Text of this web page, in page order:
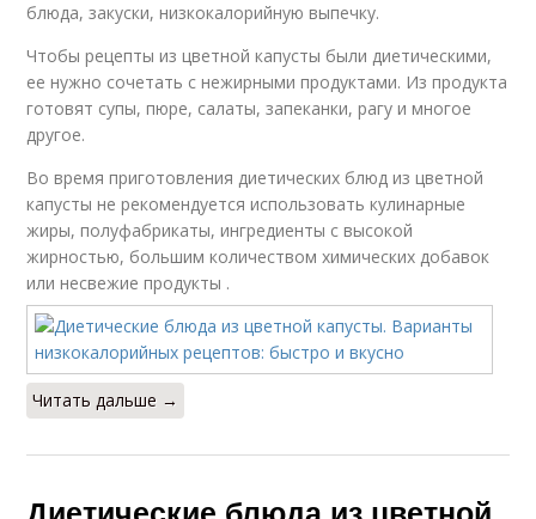
блюда, закуски, низкокалорийную выпечку.
Чтобы рецепты из цветной капусты были диетическими,
ее нужно сочетать с нежирными продуктами. Из продукта
готовят супы, пюре, салаты, запеканки, рагу и многое
другое.
Во время приготовления диетических блюд из цветной
капусты не рекомендуется использовать кулинарные
жиры, полуфабрикаты, ингредиенты с высокой
жирностью, большим количеством химических добавок
или несвежие продукты .
Читать дальше →